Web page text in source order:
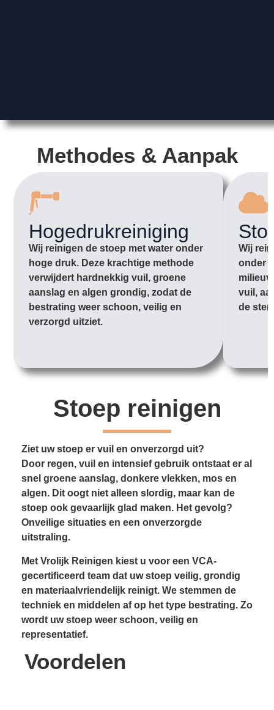
Methodes & Aanpak
Hogedrukreiniging
Wij reinigen de stoep met water onder
hoge druk. Deze krachtige methode
verwijdert hardnekkig vuil, groene
aanslag en algen grondig, zodat de
bestrating weer schoon, veilig en
verzorgd uitziet.
Wij
onder
vuil,
de
Stoep reinigen
Ziet uw stoep er vuil en onverzorgd uit?
Door regen, vuil en intensief gebruik ontstaat er al
snel groene aanslag, donkere vlekken, mos en
algen. Dit oogt niet alleen slordig, maar kan de
stoep ook gevaarlijk glad maken. Het gevolg?
Onveilige situaties en een onverzorgde
uitstraling.
Met Vrolijk Reinigen kiest u voor een VCA-
gecertificeerd team dat uw stoep veilig, grondig
en materiaalvriendelijk reinigt. We stemmen de
techniek en middelen af op het type bestrating. Zo
wordt uw stoep weer schoon, veilig en
representatief.
Voordelen